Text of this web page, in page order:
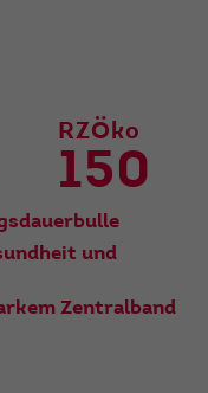
RZÖko
150
und
Zentralband
speichern